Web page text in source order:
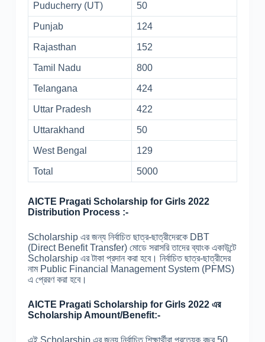
Puducherry (UT) 50
Punjab 124
Rajasthan 152
Tamil Nadu 800
Telangana 424
Uttar Pradesh 422
Uttarakhand 50
West Bengal 129
Total 5000
AICTE Pragati Scholarship for Girls 2022
Distribution Process :-
Scholarship এর জন্য নির্বাচিত ছাত্র-ছাত্রীদেরকে DBT
(Direct Benefit Transfer) মোডে সরাসরি তাদের ব্যাংক একাউন্টে
Scholarship এর টাকা প্রদান করা হবে। নির্বাচিত ছাত্র-ছাত্রীদের
নাম Public Financial Management System (PFMS)
এ প্রেরণ করা হবে।
AICTE Pragati Scholarship for Girls 2022 এর
Scholarship Amount/Benefit:-
এই Scholarship এর জন্য নির্বাচিত শিক্ষার্থীরা প্রত্যেক বছর 50